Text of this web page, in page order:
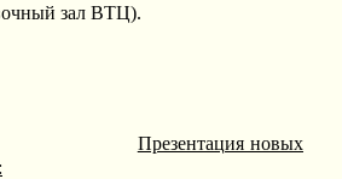
зал ВТЦ).
Презентация новых